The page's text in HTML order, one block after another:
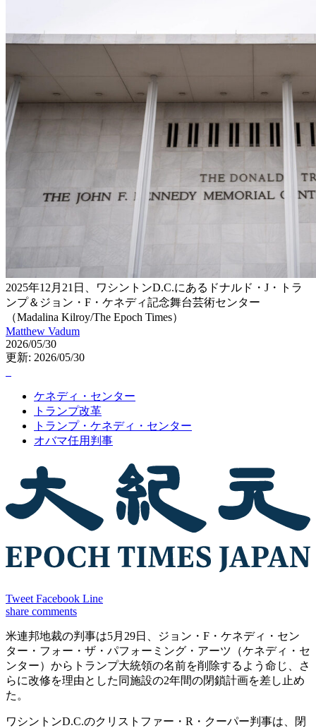
2025年12月21日、ワシントンD.C.にあるドナルド・J・トラ
ンプ＆ジョン・F・ケネディ記念舞台芸術センター
（Madalina Kilroy/The Epoch Times）
Matthew Vadum
2026/05/30
更新: 2026/05/30
ケネディ・センター
トランプ改革
トランプ・ケネディ・センター
オバマ任用判事
Tweet Facebook Line
share comments
米連邦地裁の判事は5月29日、ジョン・F・ケネディ・セン
ター・フォー・ザ・パフォーミング・アーツ（ケネディ・セ
ンター）からトランプ大統領の名前を削除するよう命じ、さ
らに改修を理由とした同施設の2年間の閉鎖計画を差し止め
た。
ワシントンD.C.のクリストファー・R・クーパー判事は、閉